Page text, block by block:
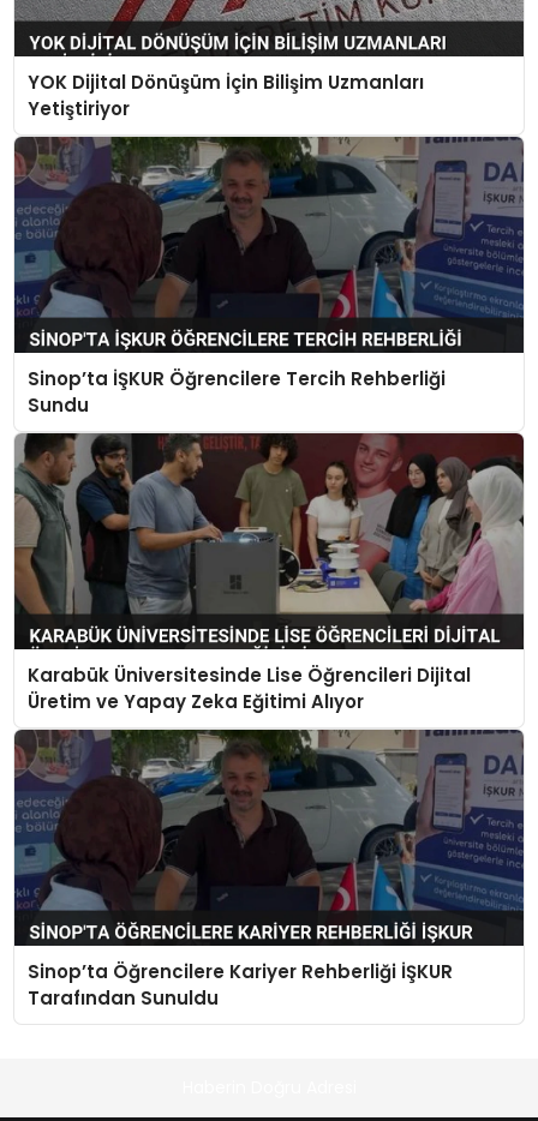
YOK Dijital Dönüşüm İçin Bilişim Uzmanları
Yetiştiriyor
Sinop’ta İŞKUR Öğrencilere Tercih Rehberliği
Sundu
Karabük Üniversitesinde Lise Öğrencileri Dijital
Üretim ve Yapay Zeka Eğitimi Alıyor
Sinop’ta Öğrencilere Kariyer Rehberliği İŞKUR
Tarafından Sunuldu